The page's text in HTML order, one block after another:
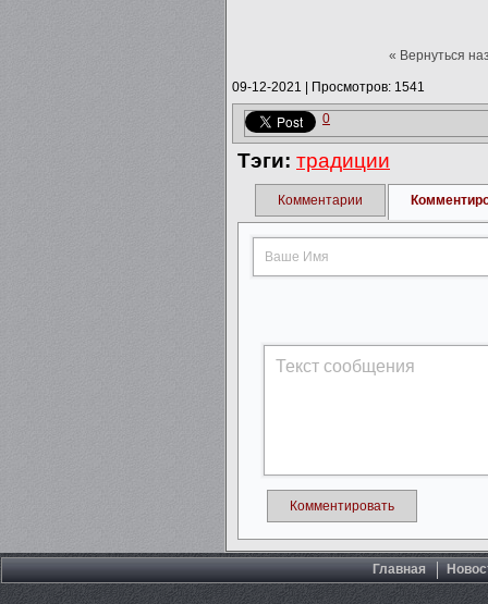
« Вернуться
09-12-2021 Просмотров: 1541
0
Тэги: традиции
Комментарии
Комментировать
Главная